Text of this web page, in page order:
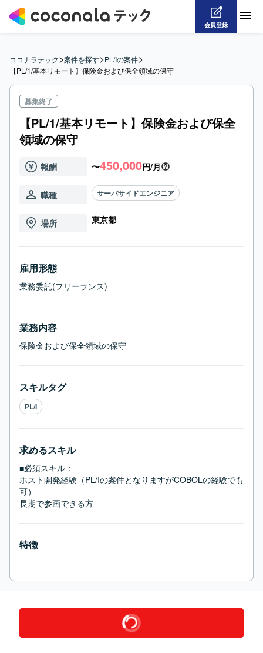
会員登録
ココナラテック>案件を探す>PL/Iの案件>
【PL/1/基本リモート】保険金および保全領域の保守
募集終了
【PL/1/基本リモート】保険金および保全
領域の保守
報酬 〜450,000円/月
職種 サーバサイドエンジニア
場所 東京都
雇用形態
業務委託(フリーランス)
業務内容
保険金および保全領域の保守
スキルタグ
PL/I
求めるスキル
■必須スキル：
ホスト開発経験（PL/Iの案件となりますがCOBOLの経験でも
可）
長期で参画できる方
特徴